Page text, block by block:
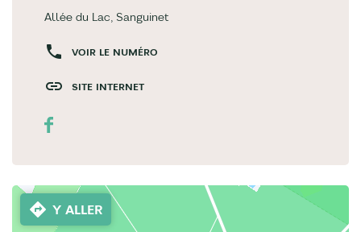
Allée du Lac, Sanguinet
VOIR LE NUMÉRO
SITE INTERNET
Y ALLER